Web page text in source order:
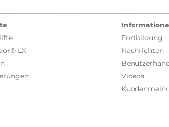
LX
Fortbildung
Nachrichten
Videos